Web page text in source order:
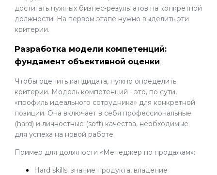
достигать нужных бизнес-результатов на конкретной
должности. На первом этапе нужно выделить эти
критерии.
Разработка модели компетенций:
фундамент объективной оценки
Чтобы оценить кандидата, нужно определить
критерии. Модель компетенций - это, по сути,
«профиль идеального сотрудника» для конкретной
позиции. Она включает в себя профессиональные
(hard) и личностные (soft) качества, необходимые
для успеха на новой работе.
Пример для должности «Менеджер по продажам»:
Hard skills: знание продукта, владение